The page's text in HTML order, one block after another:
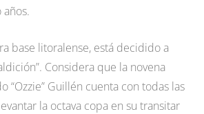
base litoralense, está decidido a
Considera que la novena
“Ozzie” Guillén cuenta con todas las
la octava copa en su transitar